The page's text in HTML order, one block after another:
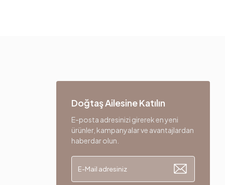
Doğtaş Ailesine Katılın
E-posta adresinizi girerek en yeni
ürünler, kampanyalar ve avantajlardan
haberdar olun.